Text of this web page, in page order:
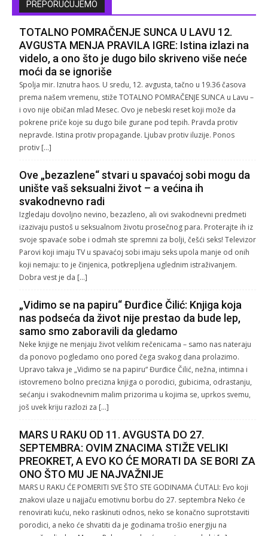
PREPORUČUJEMO
TOTALNO POMRAČENJE SUNCA U LAVU 12.
AVGUSTA MENJA PRAVILA IGRE: Istina izlazi na
videlo, a ono što je dugo bilo skriveno više neće
moći da se ignoriše
Spolja mir. Iznutra haos. U sredu, 12. avgusta, tačno u 19.36 časova
prema našem vremenu, stiže TOTALNO POMRAČENJE SUNCA u Lavu –
i ovo nije običan mlad Mesec. Ovo je nebeski reset koji može da
pokrene priče koje su dugo bile gurane pod tepih. Pravda protiv
nepravde. Istina protiv propagande. Ljubav protiv iluzije. Ponos
protiv […]
Ove „bezazlene“ stvari u spavaćoj sobi mogu da
unište vaš seksualni život – a većina ih
svakodnevno radi
Izgledaju dovoljno nevino, bezazleno, ali ovi svakodnevni predmeti
izazivaju pustoš u seksualnom životu prosečnog para. Proterajte ih iz
svoje spavaće sobe i odmah ste spremni za bolji, češći seks! Televizor
Parovi koji imaju TV u spavaćoj sobi imaju seks upola manje od onih
koji nemaju: to je činjenica, potkrepljena uglednim istraživanjem.
Dobra vest je da […]
„Vidimo se na papiru“ Đurđice Čilić: Knjiga koja
nas podseća da život nije prestao da bude lep,
samo smo zaboravili da gledamo
Neke knjige ne menjaju život velikim rečenicama – samo nas nateraju
da ponovo pogledamo ono pored čega svakog dana prolazimo.
Upravo takva je „Vidimo se na papiru“ Đurđice Čilić, nežna, intimna i
istovremeno bolno precizna knjiga o porodici, gubicima, odrastanju,
sećanju i svakodnevnim malim prizorima u kojima se, uprkos svemu,
još uvek kriju razlozi za […]
MARS U RAKU OD 11. AVGUSTA DO 27.
SEPTEMBRA: OVIM ZNACIMA STIŽE VELIKI
PREOKRET, A EVO KO ĆE MORATI DA SE BORI ZA
ONO ŠTO MU JE NAJVAŽNIJE
MARS U RAKU ĆE POMERITI SVE ŠTO STE GODINAMA ĆUTALI: Evo koji
znakovi ulaze u najjaču emotivnu borbu do 27. septembra Neko će
renovirati kuću, neko raskinuti odnos, neko se konačno suprotstaviti
porodici, a neko će shvatiti da je godinama trošio energiju na